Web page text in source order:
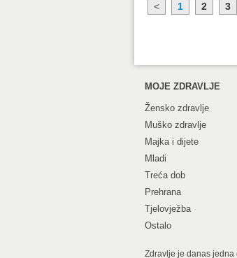
< 1 2 3
MOJE ZDRAVLJE
Žensko zdravlje
Muško zdravlje
Majka i dijete
Mladi
Treća dob
Prehrana
Tjelovježba
Ostalo
Zdravlje je danas jedna